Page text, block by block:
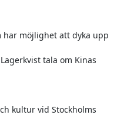
har möjlighet att dyka upp
tala om Kinas
kultur vid Stockholms